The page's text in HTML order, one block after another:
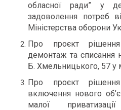
обласної ради” у
задоволення потреб
Міністерства оборони
Про проєкт
демонтаж та списання
Б. Хмельницького, 57 у
Про проєкт
включення нового
малої